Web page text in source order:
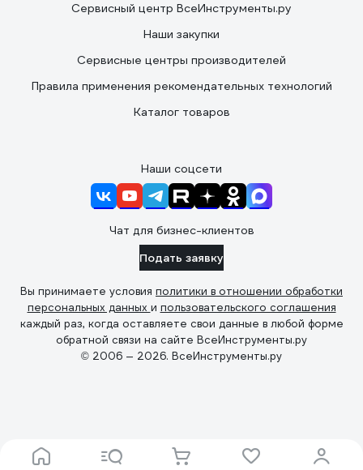
Сервисный центр ВсеИнструменты.ру
Наши закупки
Сервисные центры производителей
Правила применения рекомендательных технологий
Каталог товаров
Наши соцсети
Чат для бизнес-клиентов
Подать заявку
Вы принимаете условия политики в отношении обработки
персональных данных и пользовательского соглашения
каждый раз, когда оставляете свои данные в любой форме
обратной связи на сайте ВсеИнструменты.ру
© 2006 — 2026. ВсеИнструменты.ру